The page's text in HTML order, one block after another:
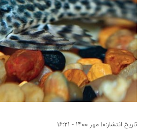
تاریخ انتشار:10 مهر 1400 - 16:21